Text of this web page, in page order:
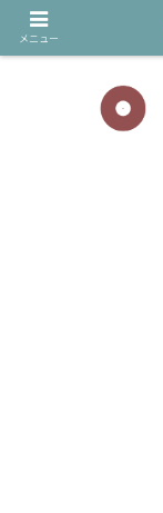
メニュー